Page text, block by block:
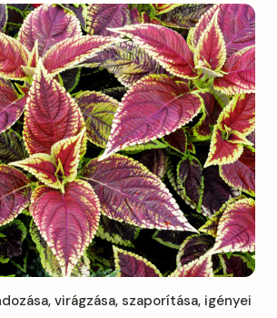
virágzása, szaporítása, igényei